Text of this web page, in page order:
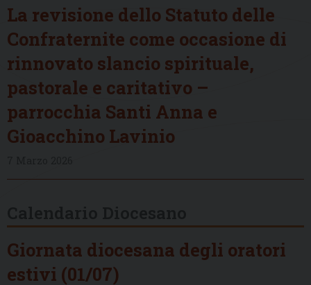
La revisione dello Statuto delle
Confraternite come occasione di
rinnovato slancio spirituale,
pastorale e caritativo –
parrocchia Santi Anna e
Gioacchino Lavinio
Giornata diocesana degli oratori
estivi (01/07)